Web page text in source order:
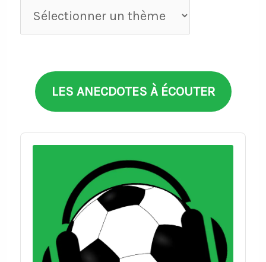
Anecdotes
par
LES ANECDOTES À ÉCOUTER
Audio
Player